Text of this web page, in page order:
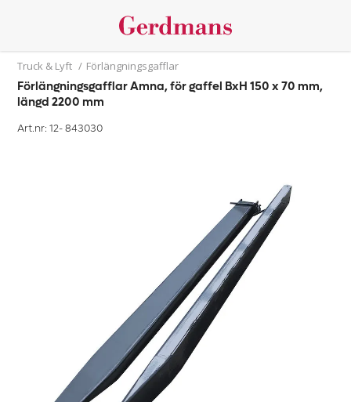
Truck & Lyft / Förlängningsgafflar
Förlängningsgafflar Amna, för gaffel BxH 150 x 70 mm,
längd 2200 mm
Art.nr: 12-843030